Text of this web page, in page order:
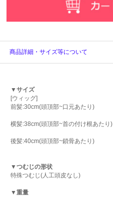
商品詳細・サイズ等について
▼サイズ
[ウィッグ]
前髪:30cm(頭頂部~口元あたり)
横髪:38cm(頭頂部~首の付け根あたり)
後髪:40cm(頭頂部~鎖骨あたり)
▼つむじの形状
特殊つむじ(人工頭皮なし)
▼重量